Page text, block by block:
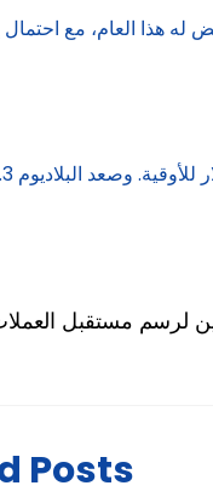
له هذا العام، مع
لرسم مستقبل
Posts